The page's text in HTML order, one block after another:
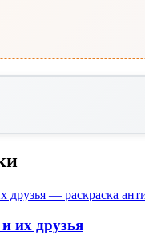
их друзья